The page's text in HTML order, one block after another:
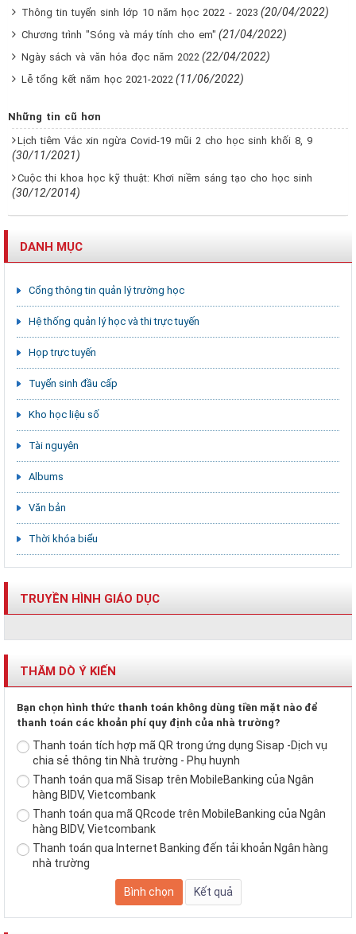
Thông tin tuyển sinh lớp 10 năm học 2022 - 2023 (20/04/2022)
Chương trình "Sóng và máy tính cho em" (21/04/2022)
Ngày sách và văn hóa đọc năm 2022 (22/04/2022)
Lễ tổng kết năm học 2021-2022 (11/06/2022)
Những tin cũ hơn
Lịch tiêm Vắc xin ngừa Covid-19 mũi 2 cho học sinh khối 8, 9
(30/11/2021)
Cuộc thi khoa học kỹ thuật: Khơi niềm sáng tạo cho học sinh
(30/12/2014)
DANH MỤC
Cổng thông tin quản lý trường học
Hệ thống quản lý học và thi trực tuyến
Họp trực tuyến
Tuyển sinh đầu cấp
Kho học liệu số
Tài nguyên
Albums
Văn bản
Thời khóa biểu
TRUYỀN HÌNH GIÁO DỤC
THĂM DÒ Ý KIẾN
Bạn chọn hình thức thanh toán không dùng tiền mặt nào để
thanh toán các khoản phí quy định của nhà trường?
Thanh toán tích hợp mã QR trong ứng dụng Sisap -Dịch vụ
chia sẻ thông tin Nhà trường - Phụ huynh
Thanh toán qua mã Sisap trên MobileBanking của Ngân
hàng BIDV, Vietcombank
Thanh toán qua mã QRcode trên MobileBanking của Ngân
hàng BIDV, Vietcombank
Thanh toán qua Internet Banking đến tải khoản Ngân hàng
nhà trường